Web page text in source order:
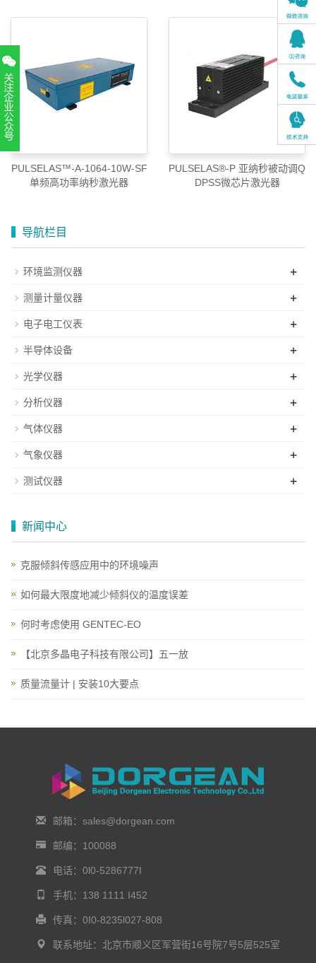
PULSELAS™-A-1064-10W-SF
单频高功率纳秒激光器
PULSELAS®-P 亚纳秒被动调Q
DPSS微芯片激光器
导航栏目
环境监测仪器 +
测量计量仪器 +
电子电工仪表 +
半导体设备 +
光学仪器 +
分析仪器 +
气体仪器 +
气象仪器 +
测试仪器 +
新闻中心
克服倾斜传感应用中的环境噪声
如何最大限度地减少倾斜仪的温度误差
何时考虑使用 GENTEC-EO
【北京多晶电子科技有限公司】五一放
质量流量计 | 安装10大要点
邮箱：sales@dorgean.com
邮编：100088
电话：0l0-5286777I
手机：138 1111 I452
传真：0I0-8235l027-808
联系地址：北京市顺义区军营街16号院7号5层525室
010-52867771